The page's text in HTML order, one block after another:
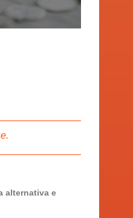
alternativa e